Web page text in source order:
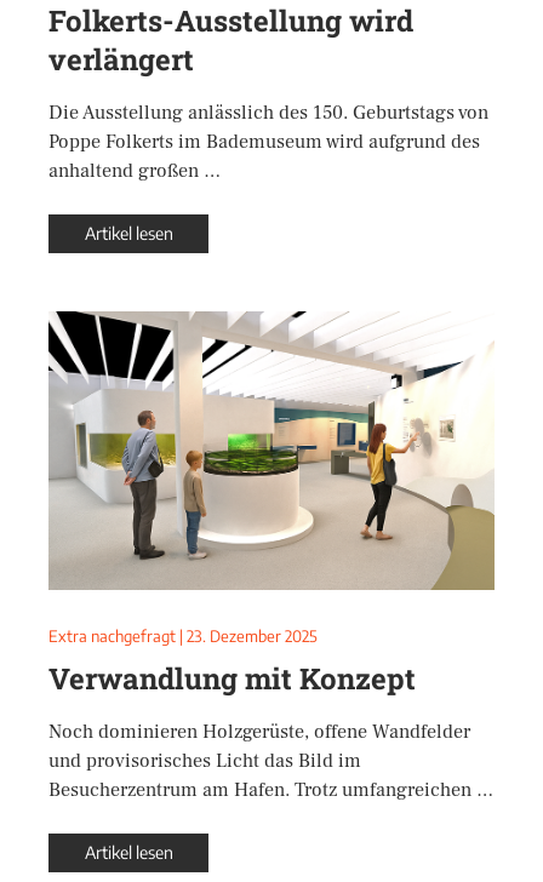
Folkerts-Ausstellung wird
verlängert
Die Ausstellung anlässlich des 150. Geburtstags von
Poppe Folkerts im Bademuseum wird aufgrund des
anhaltend großen …
Artikel lesen
Extra nachgefragt | 23. Dezember 2025
Verwandlung mit Konzept
Noch dominieren Holzgerüste, offene Wandfelder
und provisorisches Licht das Bild im
Besucherzentrum am Hafen. Trotz umfangreichen …
Artikel lesen